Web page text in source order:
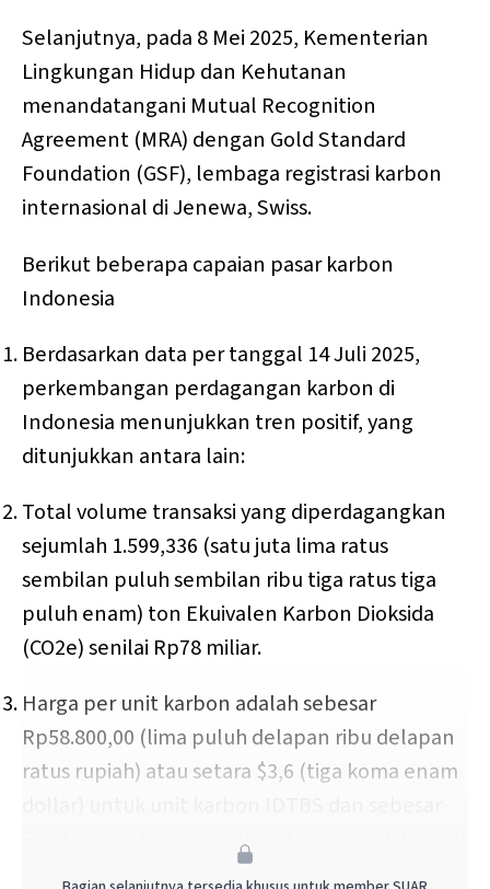
Selanjutnya, pada 8 Mei 2025, Kementerian
Lingkungan Hidup dan Kehutanan
menandatangani Mutual Recognition
Agreement (MRA) dengan Gold Standard
Foundation (GSF), lembaga registrasi karbon
internasional di Jenewa, Swiss.
Berikut beberapa capaian pasar karbon
Indonesia
Berdasarkan data per tanggal 14 Juli 2025,
perkembangan perdagangan karbon di
Indonesia menunjukkan tren positif, yang
ditunjukkan antara lain:
Total volume transaksi yang diperdagangkan
sejumlah 1.599,336 (satu juta lima ratus
sembilan puluh sembilan ribu tiga ratus tiga
puluh enam) ton Ekuivalen Karbon Dioksida
(CO2e) senilai Rp78 miliar.
Harga per unit karbon adalah sebesar
Rp58.800,00 (lima puluh delapan ribu delapan
ratus rupiah) atau setara $3,6 (tiga koma enam
Rp61.000,00 (enam puluh satu ribu rupiah) atau
setara $3,7 (tiga koma tujuh dollar) untuk unit